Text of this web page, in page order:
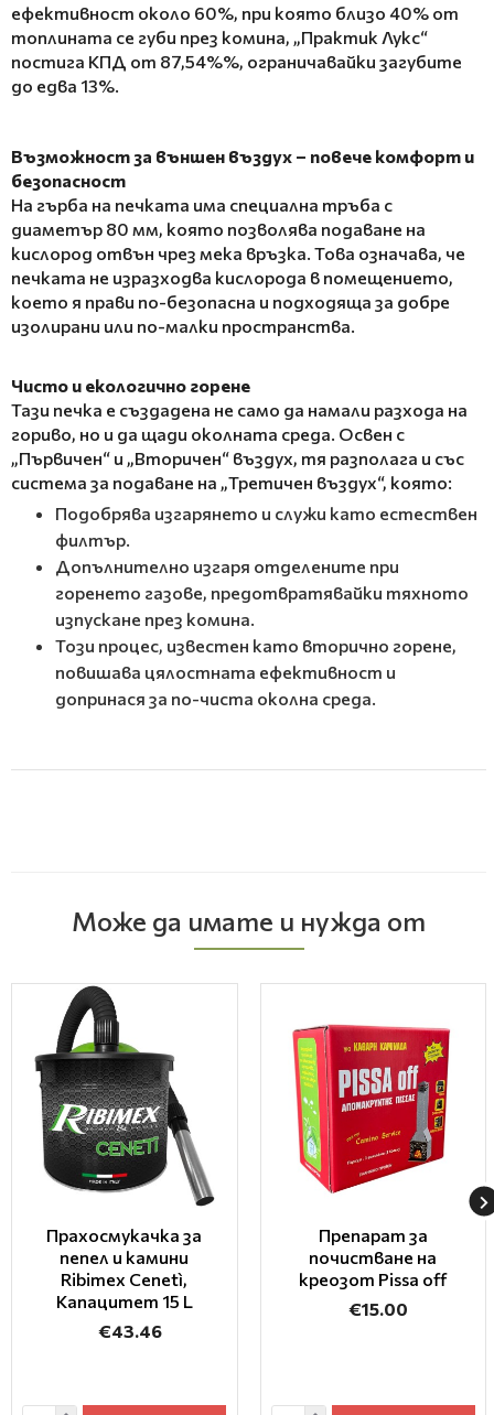
Може да имате и нужда от
Прахосмукачка за
пепел и камини
Ribimex Cenetì,
Капацитет 15 L
€43.46
Препарат за
почистване на
креозот Pissa off
€15.00
ефективност около 60%, при която близо 40% от
топлината се губи през комина, „Практик Лукс“
постига КПД от 87,54%%, ограничавайки загубите
до едва 13%.
Възможност за външен въздух – повече комфорт и
безопасност
На гърба на печката има специална тръба с
диаметър 80 мм, която позволява подаване на
кислород отвън чрез мека връзка. Това означава, че
печката не изразходва кислорода в помещението,
което я прави по-безопасна и подходяща за добре
изолирани или по-малки пространства.
Чисто и екологично горене
Тази печка е създадена не само да намали разхода на
гориво, но и да щади околната среда. Освен с
„Първичен“ и „Вторичен“ въздух, тя разполага и със
система за подаване на „Третичен въздух“, която:
Подобрява изгарянето и служи като естествен
филтър.
Допълнително изгаря отделените при
горенето газове, предотвратявайки тяхното
изпускане през комина.
Този процес, известен като вторично горене,
повишава цялостната ефективност и
допринася за по-чиста околна среда.